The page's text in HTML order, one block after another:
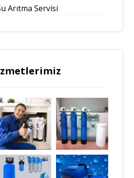
Arıtma Servisi